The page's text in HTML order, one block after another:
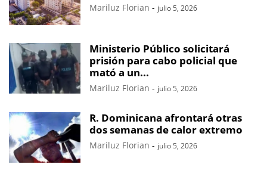
Mariluz Florian - julio 5, 2026
Ministerio Público solicitará
prisión para cabo policial que
mató a un...
Mariluz Florian - julio 5, 2026
R. Dominicana afrontará otras
dos semanas de calor extremo
Mariluz Florian - julio 5, 2026